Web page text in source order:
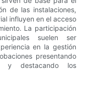
de las instalaciones,
influyen en el acceso
La participación
suelen ser
en la gestión
presentando
y destacando los